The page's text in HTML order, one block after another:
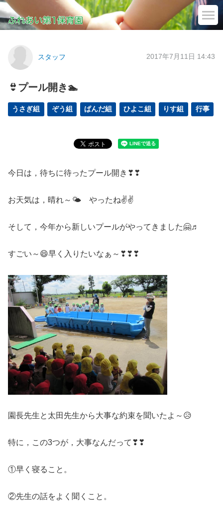
スタッフ 2017年7月11日 14:43
👙プール開き🏊
うさぎ組 ぞう組 ぱんだ組 ひよこ組 りす組 行事
今日は，待ちに待ったプール開き❣❣
お天気は，晴れ～🌤 やったね✌✌
そして，今年から新しいプールがやってきました🤗♬
すごい～😄早く入りたいなぁ～❣❣❣
園長先生と太田先生から大事な約束を聞いたよ～😥
特に，この3つが，大事なんだって❣❣
①早く寝ること。
②先生の話をよく聞くこと。